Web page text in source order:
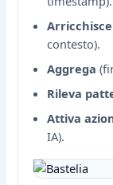
Arricchisce
contesto).
Aggrega
Rileva
Attiva
IA).